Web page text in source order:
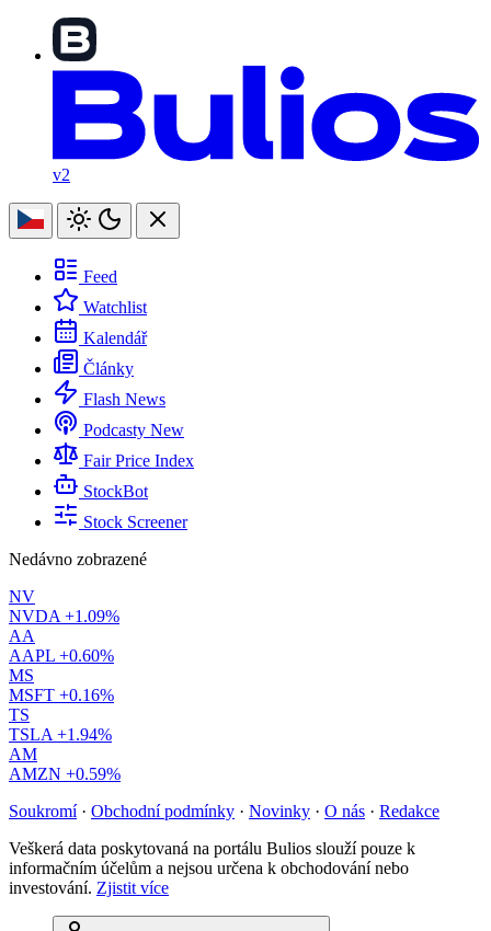
v2
Feed
Watchlist
Kalendář
Články
Flash News
Podcasty New
Fair Price Index
StockBot
Stock Screener
Nedávno zobrazené
NV
NVDA +1.09%
AA
AAPL +0.60%
MS
MSFT +0.16%
TS
TSLA +1.94%
AM
AMZN +0.59%
Soukromí · Obchodní podmínky · Novinky · O nás · Redakce
Veškerá data poskytovaná na portálu Bulios slouží pouze k
informačním účelům a nejsou určena k obchodování nebo
investování. Zjistit více